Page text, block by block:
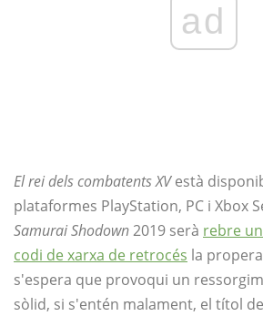
ad
El rei dels combatents XVestà
plataformes PlayStation, PC i Xbox
Samurai Shodown2019 serà rebre
codi de xarxa de retrocés la
s'espera que provoqui un
sòlid, si s'entén malament, el títol